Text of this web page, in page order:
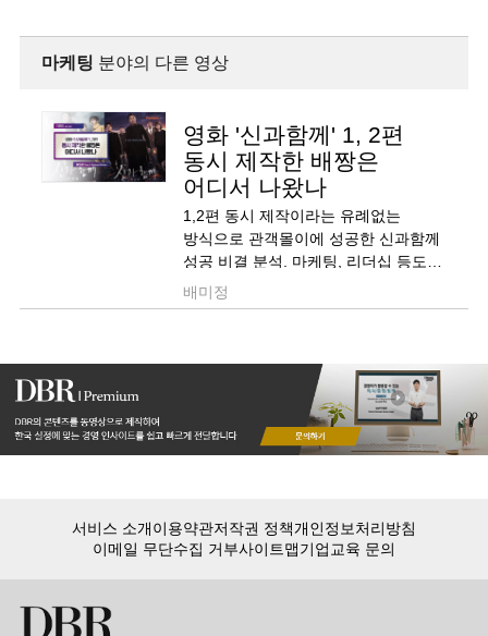
마케팅 분야의 다른 영상
영화 '신과함께' 1, 2편
동시 제작한 배짱은
어디서 나왔나
1,2편 동시 제작이라는 유례없는
방식으로 관객몰이에 성공한 신과함께
성공 비결 분석. 마케팅, 리더십 등도
포함
배미정
서비스 소개이용약관저작권 정책개인정보처리방침
이메일 무단수집 거부사이트맵기업교육 문의